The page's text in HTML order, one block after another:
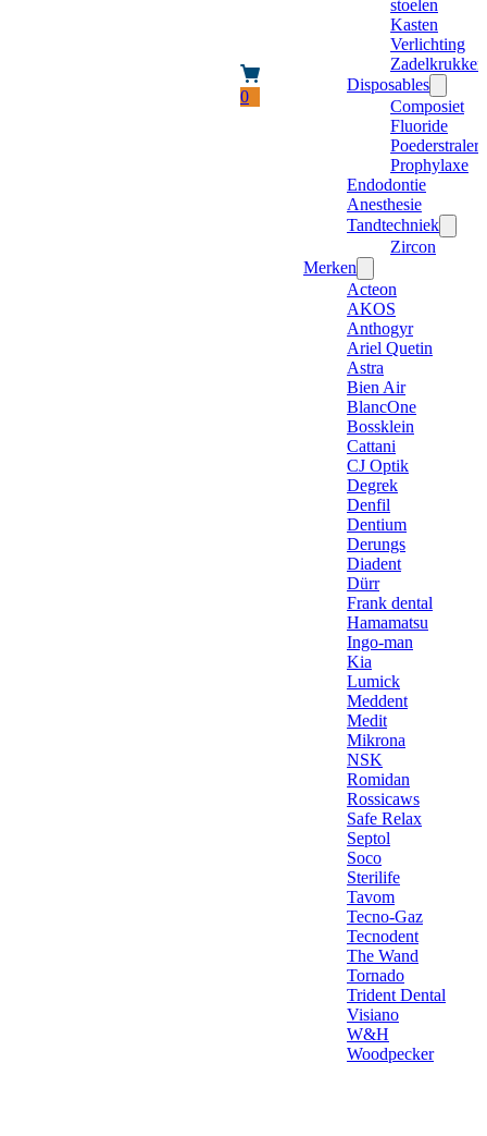
0
stoelen
Kasten
Verlichting
Zadelkrukken
Disposables
Composiet
Fluoride
Poederstraler
Prophylaxe
Endodontie
Anesthesie
Tandtechniek
Zircon
Merken
Acteon
AKOS
Anthogyr
Ariel Quetin
Astra
Bien Air
BlancOne
Bossklein
Cattani
CJ Optik
Degrek
Denfil
Dentium
Derungs
Diadent
Dürr
Frank dental
Hamamatsu
Ingo-man
Kia
Lumick
Meddent
Medit
Mikrona
NSK
Romidan
Rossicaws
Safe Relax
Septol
Soco
Sterilife
Tavom
Tecno-Gaz
Tecnodent
The Wand
Tornado
Trident Dental
Visiano
W&H
Woodpecker